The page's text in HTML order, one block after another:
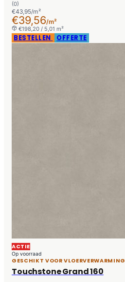
(0)
€43,95/m²
€39,56/m²
€198,20 / 5,01 m²
BESTELLEN OFFERTE
ACTIE
Op voorraad
GESCHIKT VOOR VLOERVERWARMING
Touchstone Grand 160